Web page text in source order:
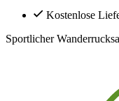
Kostenlose
Sportlicher